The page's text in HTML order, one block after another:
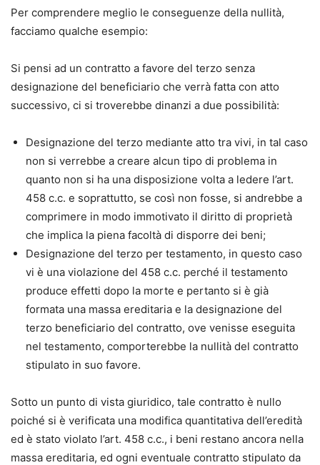
Per comprendere meglio le conseguenze della nullità,
facciamo qualche esempio:
Si pensi ad un contratto a favore del terzo senza
designazione del beneficiario che verrà fatta con atto
successivo, ci si troverebbe dinanzi a due possibilità:
Designazione del terzo mediante atto tra vivi, in tal caso
non si verrebbe a creare alcun tipo di problema in
quanto non si ha una disposizione volta a ledere l’art.
458 c.c. e soprattutto, se così non fosse, si andrebbe a
comprimere in modo immotivato il diritto di proprietà
che implica la piena facoltà di disporre dei beni;
Designazione del terzo per testamento, in questo caso
vi è una violazione del 458 c.c. perché il testamento
produce effetti dopo la morte e pertanto si è già
formata una massa ereditaria e la designazione del
terzo beneficiario del contratto, ove venisse eseguita
nel testamento, comporterebbe la nullità del contratto
stipulato in suo favore.
Sotto un punto di vista giuridico, tale contratto è nullo
poiché si è verificata una modifica quantitativa dell’eredità
ed è stato violato l’art. 458 c.c., i beni restano ancora nella
massa ereditaria, ed ogni eventuale contratto stipulato da